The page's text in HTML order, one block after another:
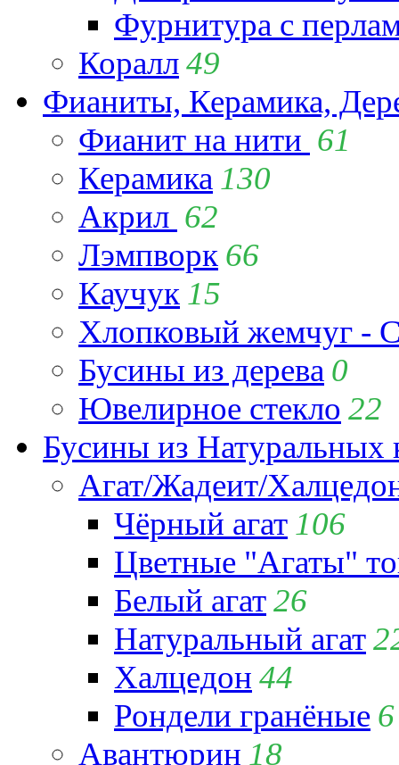
Фурнитура с
Коралл49
Фианиты, Керамика,
Фианит на нити 61
Керамика 130
Акрил 62
Лэмпворк 66
Каучук 15
Хлопковый жемчуг -
Бусины из дерева 0
Ювелирное стекло 22
Бусины из Натуральных
Агат/Жадеит/
Чёрный агат 106
Цветные "Агаты"
Белый агат26
Натуральный агат
Халцедон 44
Рондели гранёные 6
Авантюрин 18